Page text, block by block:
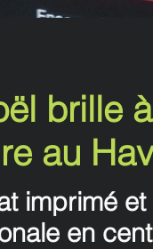
brille
au
imprimé
en